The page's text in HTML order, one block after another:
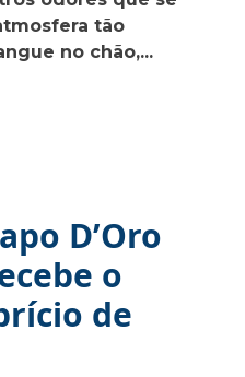
tão
no chão,...
D’Oro
o
de